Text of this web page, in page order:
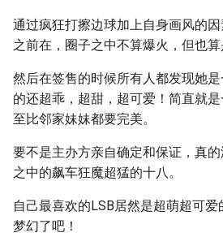
通过疯狂打擦边球加上自身画风的
之前在，圈子之中不算爆火，但也算
然后在签售的时候所有人都发现她
的还超乖，超甜，超可爱！简直就
至比邻家妹妹都要完美。
要不是主办方亲自确定和保证，真
之中的飙车狂魔超猛的十八。
自己最喜欢的LSB居然是超萌超可
梦幻了吧！